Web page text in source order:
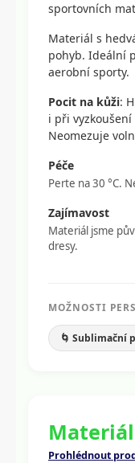
sportovních
Materiál s
pohyb. Ideální
aerobní sporty.
Pocit na kůži:
i při
Neomezuje
Péče
Perte na 30 °C.
Zajímavost
Materiál jsme
dresy.
MOŽNOSTI
🌀 Sublimační
Prohlédnout